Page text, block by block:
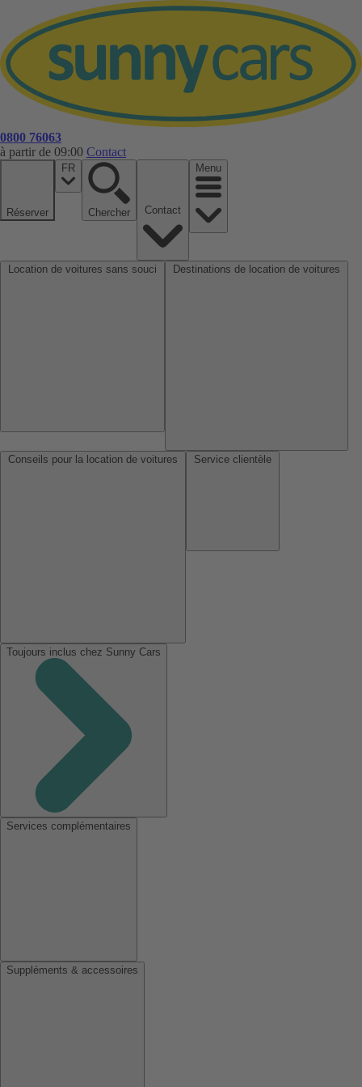
0800 76063
à partir de 09:00 Contact
Réserver
FR
Chercher
Menu
Toujours inclus chez Sunny Cars
Services complémentaires
Suppléments & accessoires